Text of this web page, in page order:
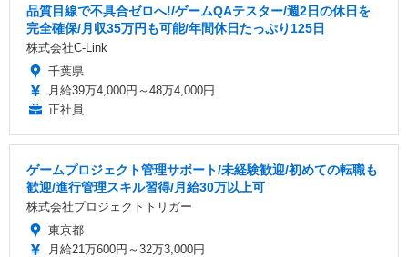
品質目線で不具合ゼロへ!/ゲームQAテスター/週2日の休日を
完全確保/月収35万円も可能/年間休日たっぷり125日
株式会社C-Link
千葉県
月給39万4,000円～48万4,000円
正社員
ゲームプロジェクト管理サポート/未経験歓迎/初めての転職も
歓迎/進行管理スキル習得/月給30万以上可
株式会社プロジェクトトリガー
東京都
月給21万600円～32万3,000円